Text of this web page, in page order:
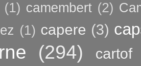
(1) camembert (2)
(1) capere (3)
(294)
cartof